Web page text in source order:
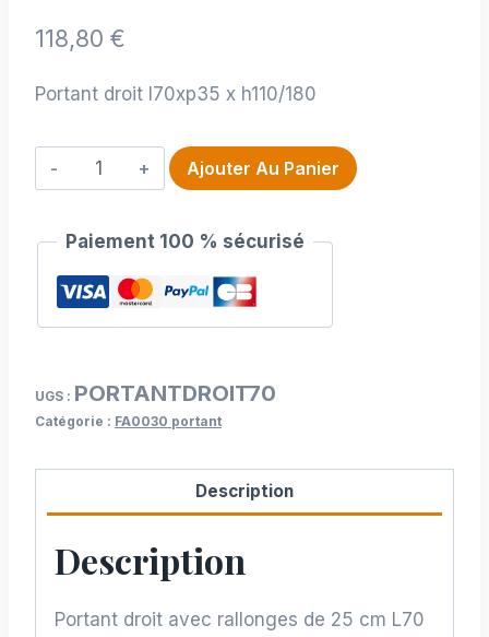
118,80 €
Portant droit l70xp35 x h110/180
quantité
de
droit
l70xp35
x
Ajouter Au Panier
Paiement 100 % sécurisé
UGS : PORTANTDROIT70
Catégorie : FA0030 portant
Description
Description
Portant droit avec rallonges de 25 cm L70